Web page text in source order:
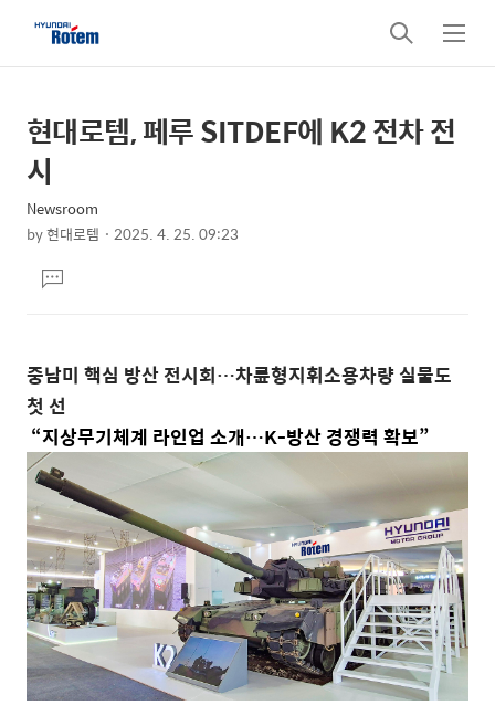
검
색
메
뉴
상
세
텐
본
문
제
목
현대로템, 페루 SITDEF에 K2 전차 전
시
Newsroom
by현대로템 2025. 4. 25. 09:23
문댓
글
중남미 핵심 방산 전시회…차륜형지휘소용차량 실물도
첫 선
“지상무기체계 라인업 소개…K-방산 경쟁력 확보”